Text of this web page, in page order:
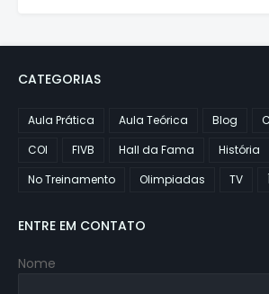
CATEGORIAS
Aula Prática Aula Teórica Blog
COI
FIVB Hall da Fama
História
No Treinamento
Olimpiadas TV
ENTRE EM CONTATO
Nome